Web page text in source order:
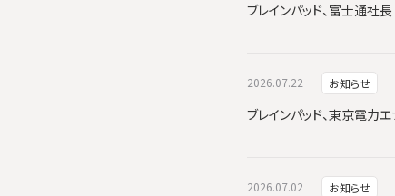
ブレインパッド、富士通社
2026.07.22 お知らせ
ブレインパッド、東京電
2026.07.02 お知らせ